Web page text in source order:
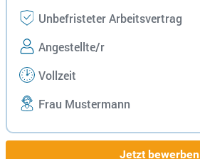
Unbefristeter Arbeitsvertrag
Angestellte/r
Vollzeit
Frau Mustermann
Jetzt bewerben